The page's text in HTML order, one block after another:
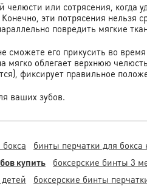
или сотрясения, когда
эти потрясения нельзя
повредить мягкие
его прикусить во
мягко облегает верхнюю
фиксирует правильное
ваших зубов.
бинты перчатки для бокса
купить боксерские бинты 3
боксерские бинты